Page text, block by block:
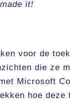
it!
voor de
die ze
Microsoft
hoe